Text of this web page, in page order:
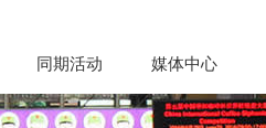
同期活动 媒体中心